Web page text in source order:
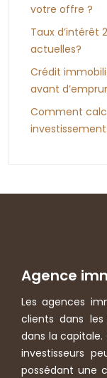
votre offre ?
Taux d’intérêt
actuelles?
Crédit
avant
Comment
Agence
Les agences
clients dans
dans la
investisseurs
possédant une